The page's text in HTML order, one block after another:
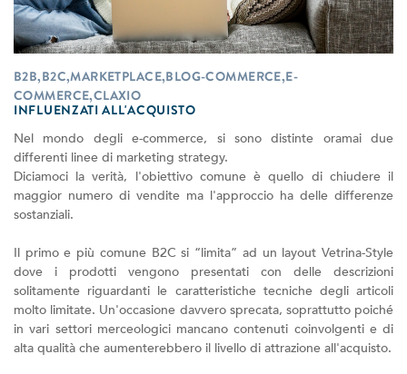
B2B,B2C,MARKETPLACE,BLOG-COMMERCE,E-
COMMERCE,CLAXIO
INFLUENZATI ALL'ACQUISTO
Nel mondo degli e-commerce, si sono distinte oramai due
differenti linee di marketing strategy.
Diciamoci la verità, l'obiettivo comune è quello di chiudere il
maggior numero di vendite ma l'approccio ha delle differenze
sostanziali.
Il primo e più comune B2C si “limita” ad un layout Vetrina-Style
dove i prodotti vengono presentati con delle descrizioni
solitamente riguardanti le caratteristiche tecniche degli articoli
molto limitate. Un'occasione davvero sprecata, soprattutto poiché
in vari settori merceologici mancano contenuti coinvolgenti e di
alta qualità che aumenterebbero il livello di attrazione all'acquisto.